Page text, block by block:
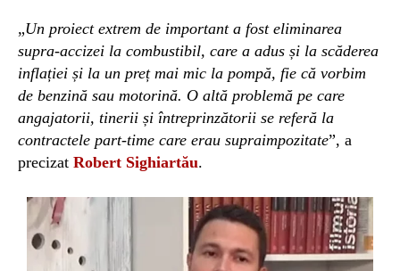
„Un proiect extrem de important a fost eliminarea
supra-accizei la combustibil, care a adus și la scăderea
inflației și la un preț mai mic la pompă, fie că vorbim
de benzină sau motorină. O altă problemă pe care
angajatorii, tinerii și întreprinzătorii se referă la
contractele part-time care erau supraimpozitate”, a
precizat Robert Sighiartău.